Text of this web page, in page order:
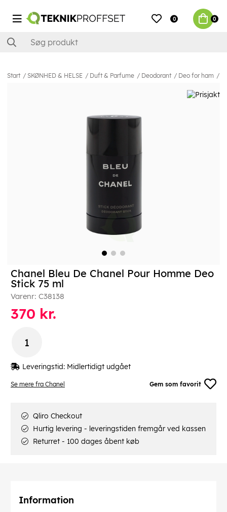
0 0
Start SKØNHED & HELSE Duft & Parfume Deodorant Deo for ham
Se mere fra Chanel Gem som favorit
Chanel Bleu De Chanel Pour Homme Deo
Stick 75 ml
Varenr: C38138
370 kr.
Leveringstid: Midlertidigt udgået
Qliro Checkout
Hurtig levering - leveringstiden fremgår ved kassen
Returret - 100 dages åbent køb
Information